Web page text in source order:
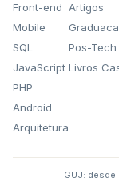
Front-end
Mobile
SQL
JavaScript
PHP
Android
Arquitetura
Artigos
Pos-Tech
Livros
GUJ: desde